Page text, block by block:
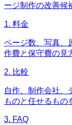
ージ制作の改善候
1. 料金
ページ数、写真、
作費と保守費の見
2. 比較
自作、制作会社、
ものと任せるもの
3. FAQ